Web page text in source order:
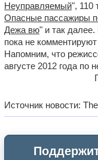
Неуправляемый", 110
Опасные пассажиры
Дежа вю" и так
пока не
Напомним, что
августе 2012 года по
Источник новости: